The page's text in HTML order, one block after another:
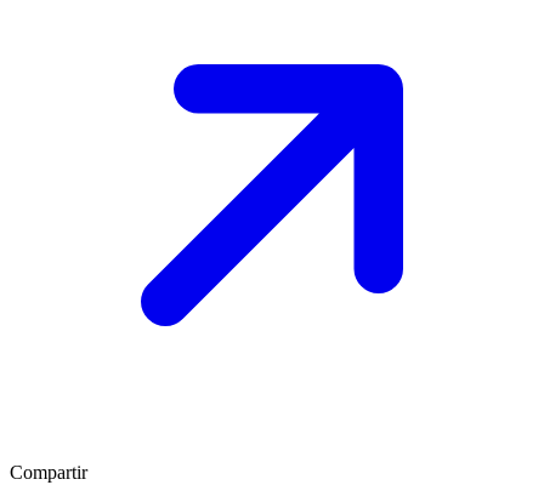
Compartir